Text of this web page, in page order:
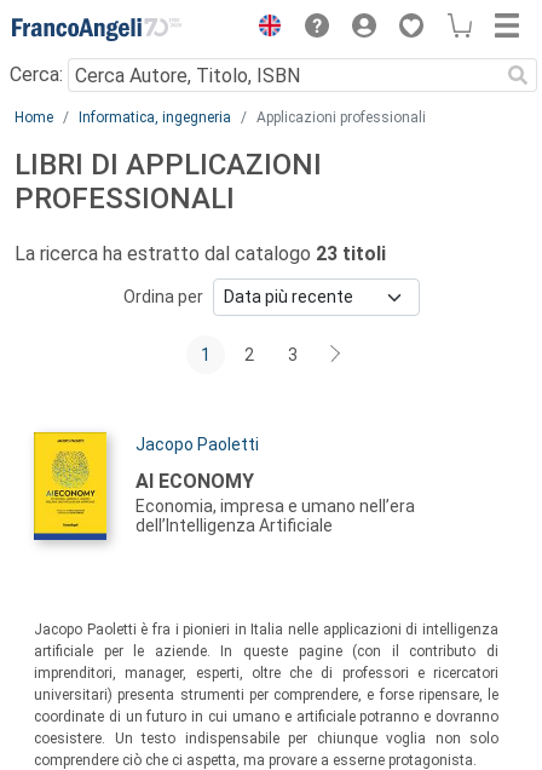
Menu
Cerca:
Main content
Home Informatica, ingegneria Applicazioni professionali
LIBRI DI APPLICAZIONI
PROFESSIONALI
La ricerca ha estratto dal catalogo 23 titoli
Ordina per
1 2 3
Autori:
Jacopo Paoletti
Titolo:
AI ECONOMY
Economia, impresa e umano nell’era
dell’Intelligenza Artificiale
Jacopo Paoletti è fra i pionieri in Italia nelle applicazioni di intelligenza
artificiale per le aziende. In queste pagine (con il contributo di
imprenditori, manager, esperti, oltre che di professori e ricercatori
universitari) presenta strumenti per comprendere, e forse ripensare, le
coordinate di un futuro in cui umano e artificiale potranno e dovranno
coesistere. Un testo indispensabile per chiunque voglia non solo
comprendere ciò che ci aspetta, ma provare a esserne protagonista.